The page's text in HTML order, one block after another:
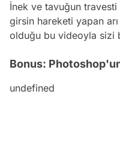
İnek ve tavuğun
girsin hareketi yapan
olduğu bu videoyla sizi
Bonus:
undefined